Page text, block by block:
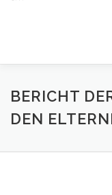
STARTSEITE
BERICHT
DEN